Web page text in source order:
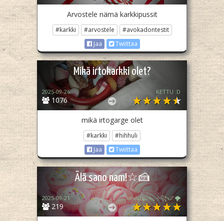
Arvostele nämä karkkipussit
#karkki #arvostele
#avokadontestit
Jaa
Twiittaa
Mikä irtokarkki olet?
1076
2025-09-26 KETTU :D
mikä irtogarge olet
#karkki
#hihhuli
Jaa
Twiittaa
Älä sano nam!☆🍰
219
2025-09-21 ᴏᴘᴀᴀʟɪӄᴜᴜᯓ₊ ⊹꧂🌌🌪